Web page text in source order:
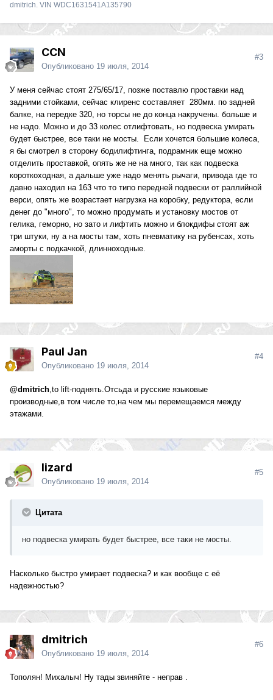
dmitrich. VIN WDC1631541A135790
CCN
Опубликовано 19 июля, 2014
#3
У меня сейчас стоят 275/65/17, позже поставлю проставки над
задними стойками, сейчас клиренс составляет 280мм. по задней
балке, на передке 320, но торсы не до конца накручены. больше и
не надо. Можно и до 33 колес отлифтовать, но подвеска умирать
будет быстрее, все таки не мосты. Если хочется большие колеса,
я бы смотрел в сторону бодилифтинга, подрамник еще можно
отделить проставкой, опять же не на много, так как подвеска
короткоходная, а дальше уже надо менять рычаги, привода где то
давно находил на 163 что то типо передней подвески от раллийной
верси, опять же возрастает нагрузка на коробку, редуктора, если
денег до "много", то можно продумать и установку мостов от
гелика, геморно, но зато и лифтить можно и блокдифы стоят аж
три штуки, ну а на мосты там, хоть пневматику на рубенсах, хоть
аморты с подкачкой, длинноходные.
Paul Jan
Опубликовано 19 июля, 2014
#4
@dmitrich,to lift-поднять.Отсьда и русские языковые
производные,в том числе то,на чем мы перемещаемся между
этажами.
lizard
Опубликовано 19 июля, 2014
#5
Цитата
но подвеска умирать будет быстрее, все таки не мосты.
Насколько быстро умирает подвеска? и как вообще с её
надежностью?
dmitrich
Опубликовано 19 июля, 2014
#6
Тополян! Михалыч! Ну тады звиняйте - неправ .